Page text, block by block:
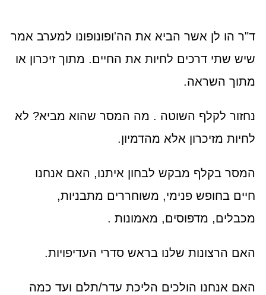
ד"ר הו לן אשר הביא את הה'ופונופונו למערב אמר
שיש שתי דרכים לחיות את החיים. מתוך זיכרון או
מתוך השראה.
נחזור לקלף השוטה . מה המסר שהוא מביא? לא
לחיות מזיכרון אלא מהדמיון.
המסר בקלף מבקש לבחון איתנו, האם אנחנו
חיים בחופש פנימי, משוחררים מתבניות,
מכבלים, מדפוסים, מאמונות .
האם הרצונות שלנו בראש סדרי העדיפויות.
האם אנחנו הולכים הליכת עדר/תלם ועד כמה